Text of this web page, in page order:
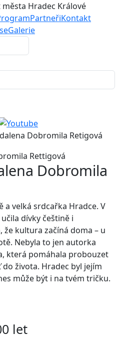
Hradec Králové
PartneřiKontakt
Galerie
Dobromila Retigová
Dobromila
a velká srdcařka Hradce. V
dívky češtině i
že kultura začíná doma – u
Nebyla to jen autorka
která pomáhala probouzet
života. Hradec byl jejím
může být i na tvém tričku.
let